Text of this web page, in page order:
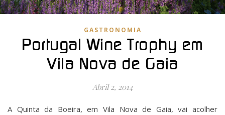
GASTRONOMIA
Portugal Wine Trophy em
Vila Nova de Gaia
Abril 2, 2014
A Quinta da Boeira, em Vila Nova de Gaia, vai acolher